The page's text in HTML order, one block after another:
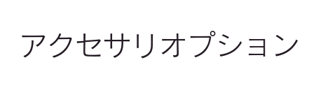
アクセサリオプション